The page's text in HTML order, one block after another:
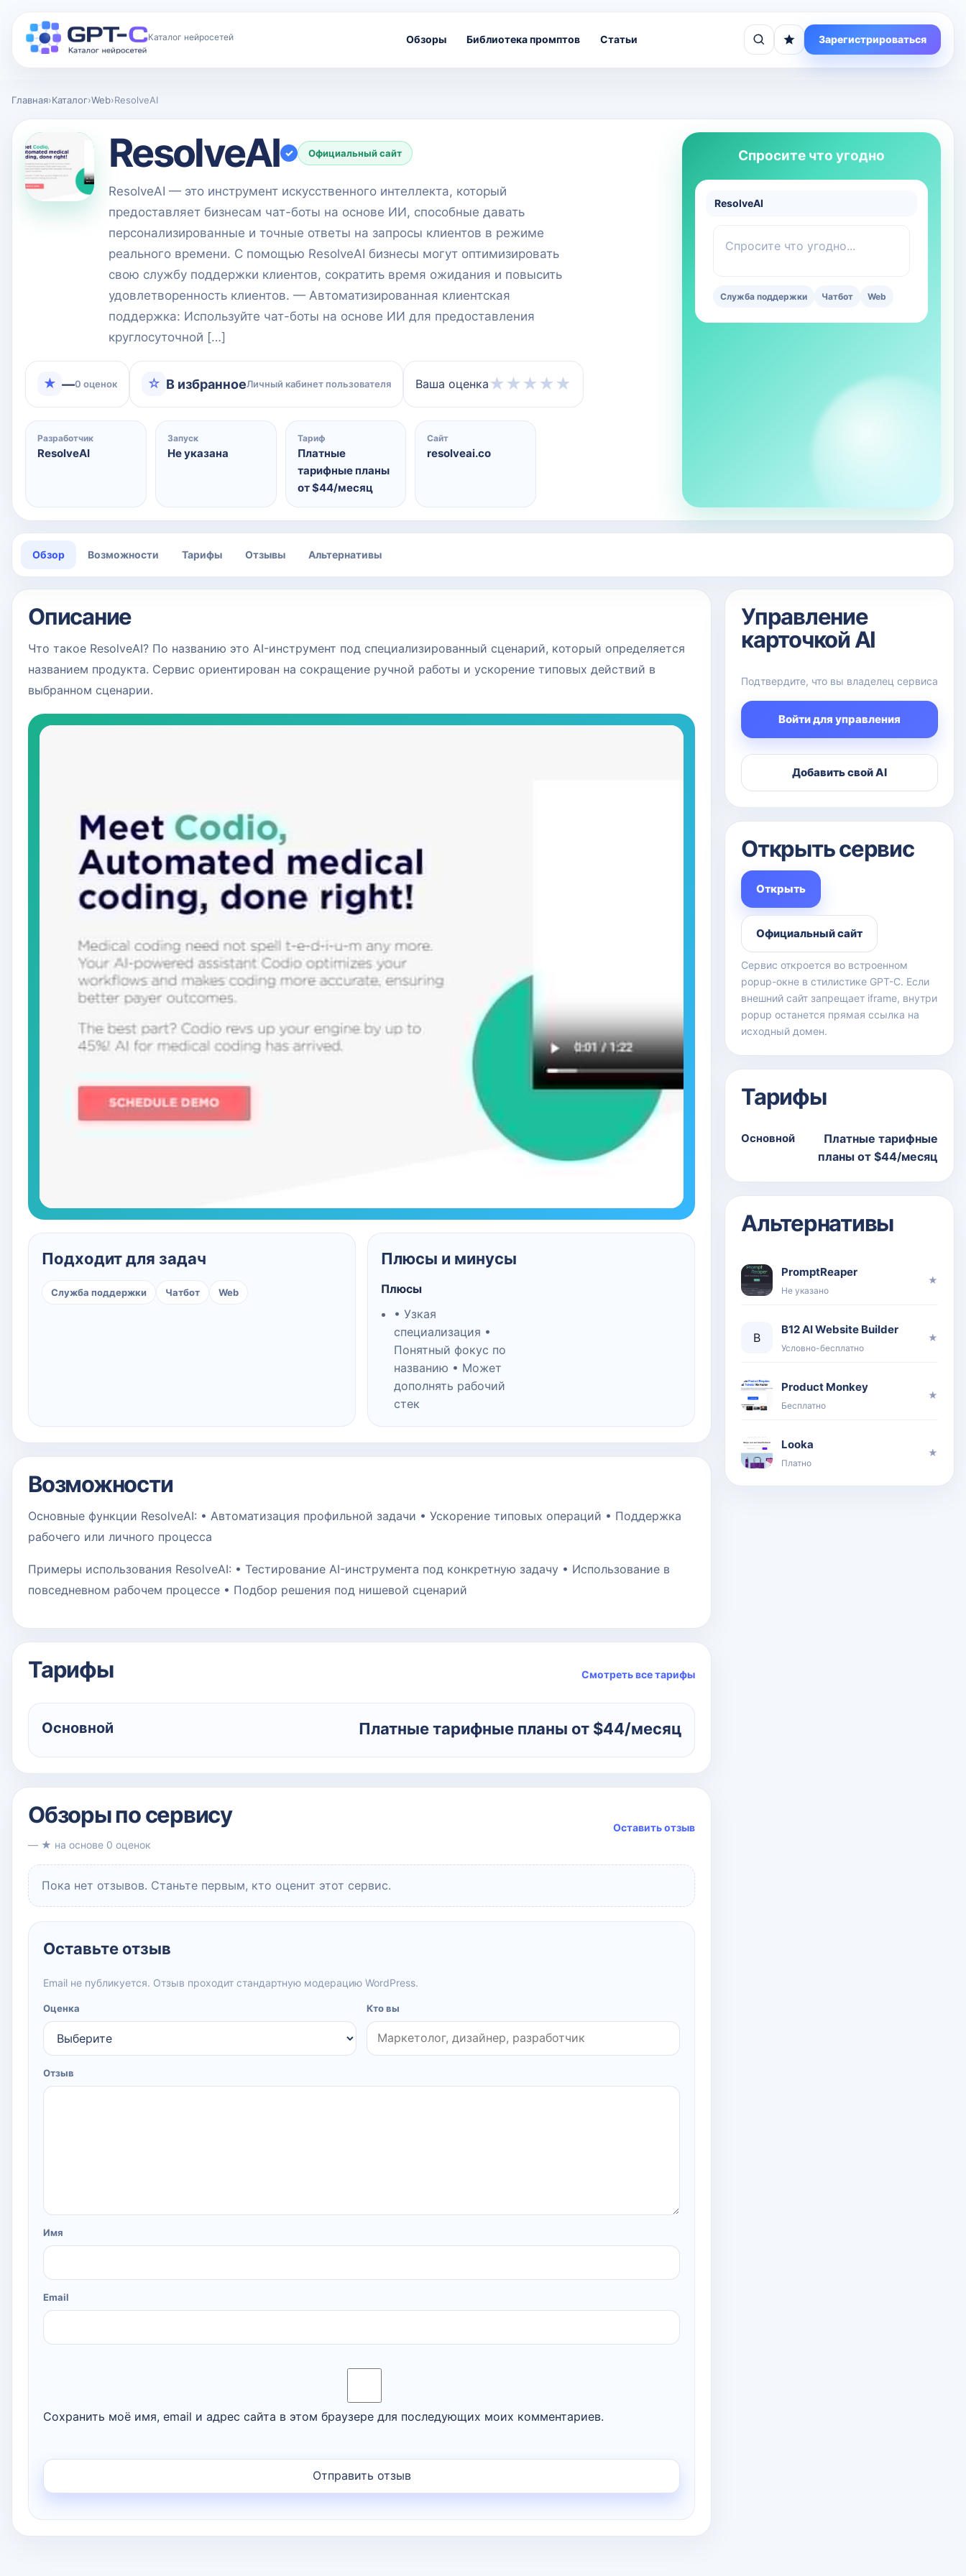
Каталог нейросетей Обзоры Библиотека промптов Статьи Зарегистрироваться
Главная›Каталог›Web›ResolveAI
ResolveAI ✓ Официальный сайт
ResolveAI — это инструмент искусственного интеллекта, который
предоставляет бизнесам чат-боты на основе ИИ, способные давать
персонализированные и точные ответы на запросы клиентов в режиме
реального времени. С помощью ResolveAI бизнесы могут оптимизировать
свою службу поддержки клиентов, сократить время ожидания и повысить
удовлетворенность клиентов. — Автоматизированная клиентская
поддержка: Используйте чат-боты на основе ИИ для предоставления
круглосуточной […]
★ —0 оценок ☆ В избранноеЛичный кабинет пользователя Ваша оценка ★ ★ ★ ★ ★
Разработчик
ResolveAI
Запуск
Не указана
Тариф
Платные
тарифные планы
от $44/месяц
Сайт
resolveai.co
Спросите что угодно
ResolveAI
Спросите что угодно...
Служба поддержки Чатбот Web
Обзор Возможности Тарифы Отзывы Альтернативы
Описание
Что такое ResolveAI? По названию это AI-инструмент под специализированный сценарий, который определяется
названием продукта. Сервис ориентирован на сокращение ручной работы и ускорение типовых действий в
выбранном сценарии.
Подходит для задач
Служба поддержки Чатбот Web
Плюсы и минусы
Плюсы
• Узкая
специализация •
Понятный фокус по
названию • Может
дополнять рабочий
стек
Возможности
Основные функции ResolveAI: • Автоматизация профильной задачи • Ускорение типовых операций • Поддержка
рабочего или личного процесса
Примеры использования ResolveAI: • Тестирование AI-инструмента под конкретную задачу • Использование в
повседневном рабочем процессе • Подбор решения под нишевой сценарий
Тарифы Смотреть все тарифы
Основной Платные тарифные планы от $44/месяц
Обзоры по сервису
— ★ на основе 0 оценок
Оставить отзыв
Пока нет отзывов. Станьте первым, кто оценит этот сервис.
Оставьте отзыв
Email не публикуется. Отзыв проходит стандартную модерацию WordPress.
Оценка Кто вы
Отзыв
Имя
Email
Сохранить моё имя, email и адрес сайта в этом браузере для последующих моих комментариев.
Управление
карточкой AI
Подтвердите, что вы владелец сервиса
Войти для управления
Добавить свой AI
Открыть сервис
Открыть
Официальный сайт
Сервис откроется во встроенном
popup-окне в стилистике GPT-C. Если
внешний сайт запрещает iframe, внутри
popup останется прямая ссылка на
исходный домен.
Тарифы
Основной
Платные тарифные
планы от $44/месяц
Альтернативы
PromptReaper
Не указано
★
B
B12 AI Website Builder
Условно-бесплатно
★
Product Monkey
Бесплатно
★
Looka
Платно
★